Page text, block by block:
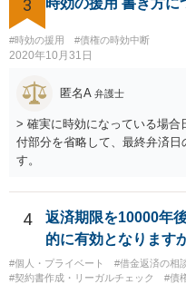
いです。
3 時効の援用 書き方に
#時効の援用 #債権の時効中断
2020年10月31日
匿名A 弁護士
> 確実に時効になっている場合
付部分を省略して、最終弁済
す。
4
返済期限を10000年
的に有効となります
#個人・プライベート #借金返済の相
#契約書作成・リーガルチェック
#債